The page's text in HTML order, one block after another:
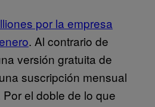
por la empresa
. Al contrario de
versión gratuita de
suscripción mensual
el doble de lo que